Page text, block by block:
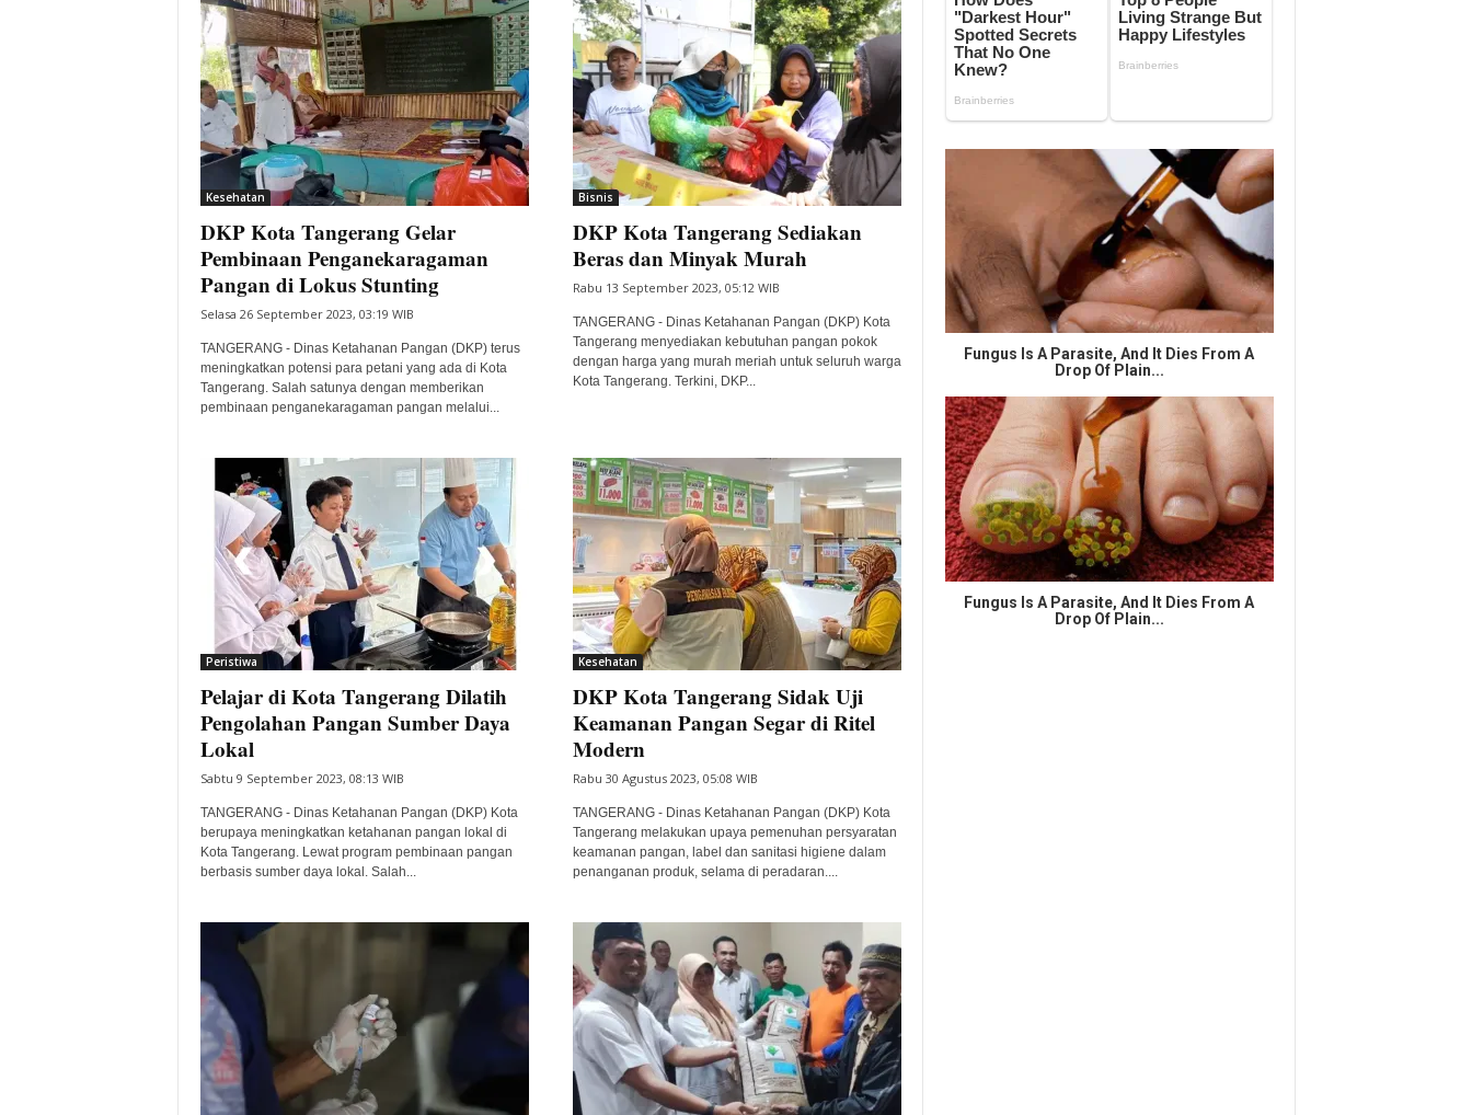
Kesehatan
DKP Kota Tangerang Gelar
Pembinaan Penganekaragaman
Pangan di Lokus Stunting
Selasa 26 September 2023, 03:19 WIB
TANGERANG - Dinas Ketahanan Pangan (DKP) terus
meningkatkan potensi para petani yang ada di Kota
Tangerang. Salah satunya dengan memberikan
pembinaan penganekaragaman pangan melalui...
Bisnis
DKP Kota Tangerang Sediakan
Beras dan Minyak Murah
Rabu 13 September 2023, 05:12 WIB
TANGERANG - Dinas Ketahanan Pangan (DKP) Kota
Tangerang menyediakan kebutuhan pangan pokok
dengan harga yang murah meriah untuk seluruh warga
Kota Tangerang. Terkini, DKP...
Peristiwa
Pelajar di Kota Tangerang Dilatih
Pengolahan Pangan Sumber Daya
Lokal
Sabtu 9 September 2023, 08:13 WIB
TANGERANG - Dinas Ketahanan Pangan (DKP) Kota
berupaya meningkatkan ketahanan pangan lokal di
Kota Tangerang. Lewat program pembinaan pangan
berbasis sumber daya lokal. Salah...
Kesehatan
DKP Kota Tangerang Sidak Uji
Keamanan Pangan Segar di Ritel
Modern
Rabu 30 Agustus 2023, 05:08 WIB
TANGERANG - Dinas Ketahanan Pangan (DKP) Kota
Tangerang melakukan upaya pemenuhan persyaratan
keamanan pangan, label dan sanitasi higiene dalam
penanganan produk, selama di peradaran....
Fungus Is A Parasite, And It Dies From A
Drop Of Plain...
Fungus Is A Parasite, And It Dies From A
Drop Of Plain...